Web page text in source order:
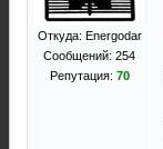
Откуда: Energodar
Сообщений: 254
Репутация: 70